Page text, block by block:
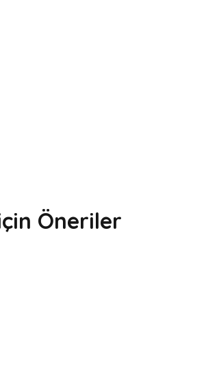
Öneriler